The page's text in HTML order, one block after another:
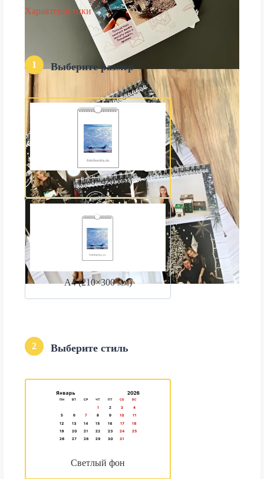
Характеристики
1 Выберите размер
А3 (300×420 мм)
А4 (210×300 мм)
2 Выберите стиль
Светлый фон